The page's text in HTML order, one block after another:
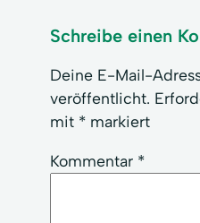
Schreibe einen
Deine E-Mail-
veröffentlicht.
mit * markiert
Kommentar *